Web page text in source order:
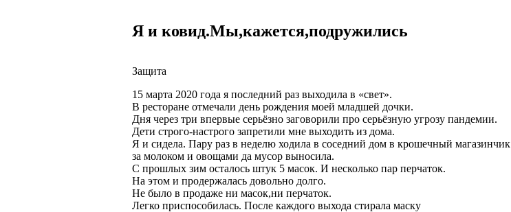
Я и ковид.Мы,кажется,подружились
Защита
15 марта 2020 года я последний раз выходила в «свет».
В ресторане отмечали день рождения моей младшей дочки.
Дня через три впервые серьёзно заговорили про серьёзную угрозу пандемии.
Дети строго-настрого запретили мне выходить из дома.
Я и сидела. Пару раз в неделю ходила в соседний дом в крошечный магазинчик
за молоком и овощами да мусор выносила.
С прошлых зим осталось штук 5 масок. И несколько пар перчаток.
На этом и продержалась довольно долго.
Не было в продаже ни масок,ни перчаток.
Легко приспособилась. После каждого выхода стирала маску